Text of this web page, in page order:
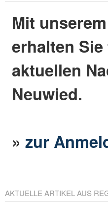
Mit
erhalten
aktuellen
Neuwied.
»zur
AKTUELLE ARTIKEL AUS